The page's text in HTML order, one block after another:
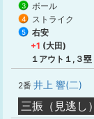
3 ボール
4 ストライク
5
右安
+1 (大田)
１アウト１,３塁
2番 井上 響(二)
三振（見逃し）